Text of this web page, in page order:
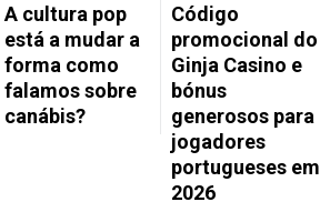
A cultura pop
está a mudar a
forma como
falamos sobre
canábis?
Código
promocional do
Ginja Casino e
bónus
generosos para
jogadores
portugueses em
2026